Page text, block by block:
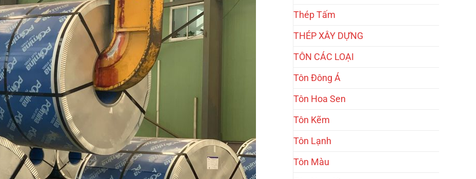
Thép Tấm
THÉP XÂY DỰNG
TÔN CÁC LOẠI
Tôn Đông Á
Tôn Hoa Sen
Tôn Kẽm
Tôn Lạnh
Tôn Màu